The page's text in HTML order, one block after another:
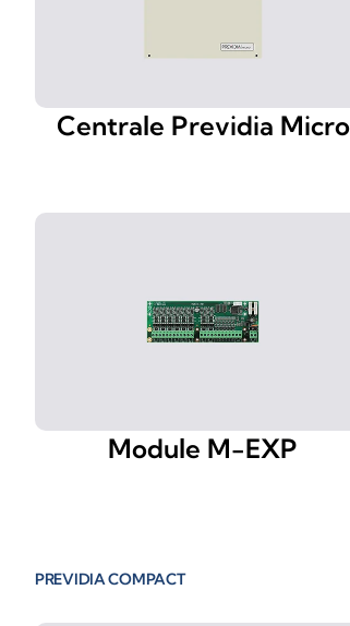
Centrale Previdia Micro
Module M-EXP
PREVIDIA COMPACT